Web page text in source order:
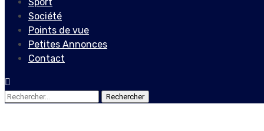
Société
Points de vue
Petites Annonces
Contact
Rechercher :